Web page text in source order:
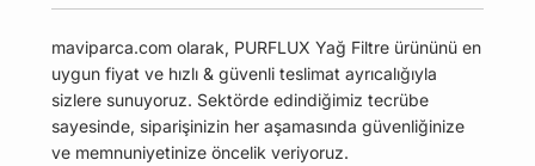
maviparca.com olarak, PURFLUX Yağ Filtre ürününü en
uygun fiyat ve hızlı & güvenli teslimat ayrıcalığıyla
sizlere sunuyoruz. Sektörde edindiğimiz tecrübe
sayesinde, siparişinizin her aşamasında güvenliğinize
ve memnuniyetinize öncelik veriyoruz.